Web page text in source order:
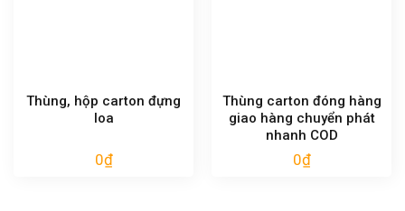
Thùng, hộp carton đựng
loa
0₫
Thùng carton đóng hàng
giao hàng chuyển phát
nhanh COD
0₫